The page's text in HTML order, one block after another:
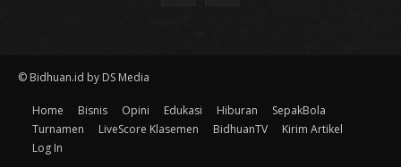
© Bidhuan.id by DS Media
Home Bisnis Opini Edukasi Hiburan
SepakBola
Turnamen
LiveScore Klasemen BidhuanTV
Kirim Artikel
Log In